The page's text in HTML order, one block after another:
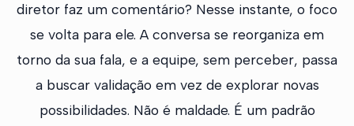
diretor faz um comentário? Nesse instante, o foco
se volta para ele. A conversa se reorganiza em
torno da sua fala, e a equipe, sem perceber, passa
a buscar validação em vez de explorar novas
possibilidades. Não é maldade. É um padrão